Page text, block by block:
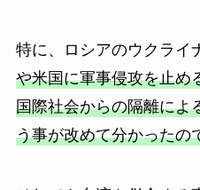
特に、ロシアのウクライ
や米国に軍事侵攻を止め
国際社会からの隔離によ
う事が改めて分かったの